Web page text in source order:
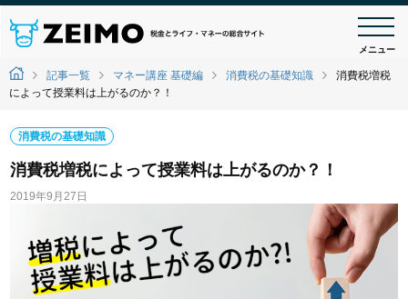
メニュー
記事一覧 マネー講座 基礎編 消費税の基礎知識
消費税増税
によって授業料は上がるのか？！
消費税の基礎知識
消費税増税によって授業料は上がるのか？！
2019年9月27日